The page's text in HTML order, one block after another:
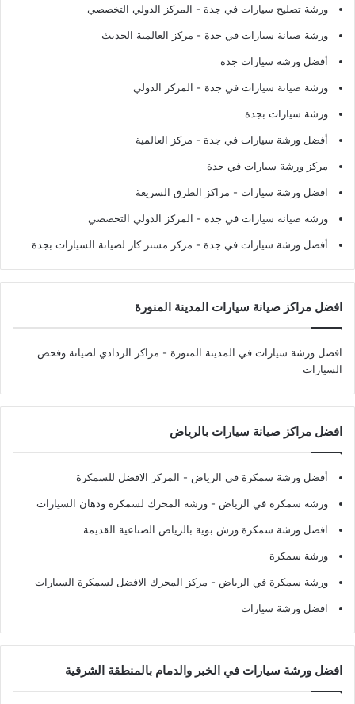
ورشة تصليح سيارات في جدة - المركز الدولي التخصصي
ورشة صيانة سيارات في جدة - مركز العالمية الحديث
أفضل ورشة سيارات جدة
ورشة صيانة سيارات في جدة - المركز الدولي
ورشة سيارات بجدة
أفضل ورشة سيارات في جدة - مركز العالمية
مركز ورشة سيارات في جدة
افضل ورشة سيارات - مراكز الطرق السريعة
ورشة صيانة سيارات في جدة - المركز الدولي التخصصي
أفضل ورشة سيارات في جدة - مركز مستر كار لصيانة السيارات بجدة
افضل مراكز صيانة سيارات المدينة المنورة
افضل ورشة سيارات في المدينة المنورة - مراكز الردادي لصيانة وفحص
السيارات
افضل مراكز صيانة سيارات بالرياض
أفضل ورشة سمكرة في الرياض - المركز الافضل للسمكرة
ورشة سمكرة في الرياض - ورشة المحرك لسمكرة ودهان السيارات
افضل ورشة سمكرة ورش بوية بالرياض الصناعية القديمة
ورشة سمكرة
ورشة سمكرة في الرياض - مركز المحرك الافضل لسمكرة السيارات
افضل ورشة سيارات
افضل ورشة سيارات في الخبر والدمام بالمنطقة الشرقية